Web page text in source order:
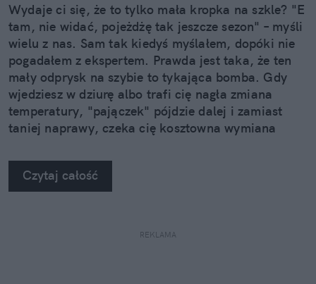
Wydaje ci się, że to tylko mała kropka na szkle? "E
tam, nie widać, pojeżdżę tak jeszcze sezon" – myśli
wielu z nas. Sam tak kiedyś myślałem, dopóki nie
pogadałem z ekspertem. Prawda jest taka, że ten
mały odprysk na szybie to tykająca bomba. Gdy
wjedziesz w dziurę albo trafi cię nagła zmiana
temperatury, "pajączek" pójdzie dalej i zamiast
taniej naprawy, czeka cię kosztowna wymiana
na własne oczy zobaczyć, jak profesjonaliści radzą
sobie z takimi uszkodzeniami.
Czytaj całość
REKLAMA